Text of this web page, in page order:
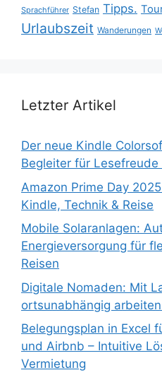
Sprachführer Stefan Tipps.
Urlaubszeit Wanderungen
Letzter Artikel
Der neue Kindle
Begleiter für
Amazon Prime Day
Kindle, Technik & Reise
Mobile Solaranlagen:
Energieversorgung für
Reisen
Digitale Nomaden: Mit
ortsunabhängig
Belegungsplan in Excel
und Airbnb – Intuitive
Vermietung